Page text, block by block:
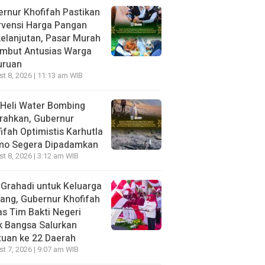
Khofifah Pastikan
Harga Pangan
Pasar Murah
Antusias Warga
8, 2026 | 11:13 am WIB
Water Bombing
Gubernur
Optimistis Karhutla
Segera Dipadamkan
8, 2026 | 3:12 am WIB
untuk Keluarga
Gubernur Khofifah
Tim Bakti Negeri
Bangsa Salurkan
ke 22 Daerah
7, 2026 | 9:07 am WIB